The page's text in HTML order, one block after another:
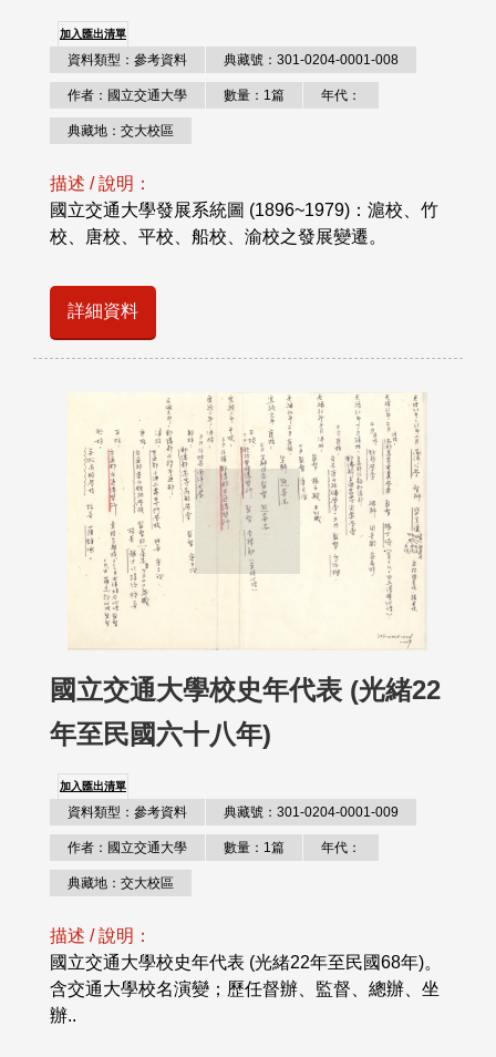
加入匯出清單
資料類型：參考資料 典藏號：301-0204-0001-008
作者：國立交通大學 數量：1篇 年代：
典藏地：交大校區
描述 / 說明：
國立交通大學發展系統圖 (1896~1979)：滬校、竹
校、唐校、平校、船校、渝校之發展變遷。
詳細資料
國立交通大學校史年代表 (光緒22
年至民國六十八年)
加入匯出清單
資料類型：參考資料 典藏號：301-0204-0001-009
作者：國立交通大學 數量：1篇 年代：
典藏地：交大校區
描述 / 說明：
國立交通大學校史年代表 (光緒22年至民國68年)。
含交通大學校名演變；歷任督辦、監督、總辦、坐
辦..